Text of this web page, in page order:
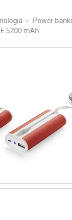
Power banki
5200 mAh